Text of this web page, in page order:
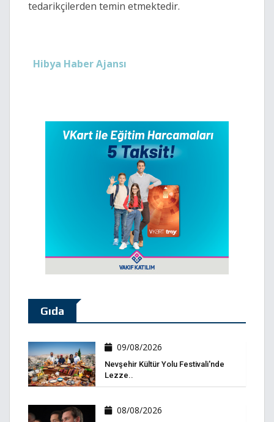
tedarikçilerden temin etmektedir.
Hibya Haber Ajansı
Gıda
09/08/2026
Nevşehir Kültür Yolu Festivali'nde
Lezze..
08/08/2026